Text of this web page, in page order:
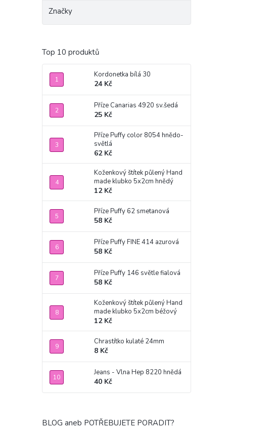
Značky
Top 10 produktů
Kordonetka bílá 30
24 Kč
Příze Canarias 4920 sv.šedá
25 Kč
Příze Puffy color 8054 hnědo-
světlá
62 Kč
Koženkový štítek půlený Hand
made klubko 5x2cm hnědý
12 Kč
Příze Puffy 62 smetanová
58 Kč
Příze Puffy FINE 414 azurová
58 Kč
Příze Puffy 146 světle fialová
58 Kč
Koženkový štítek půlený Hand
made klubko 5x2cm béžový
12 Kč
Chrastítko kulaté 24mm
8 Kč
Jeans - Vlna Hep 8220 hnědá
40 Kč
BLOG aneb POTŘEBUJETE PORADIT?